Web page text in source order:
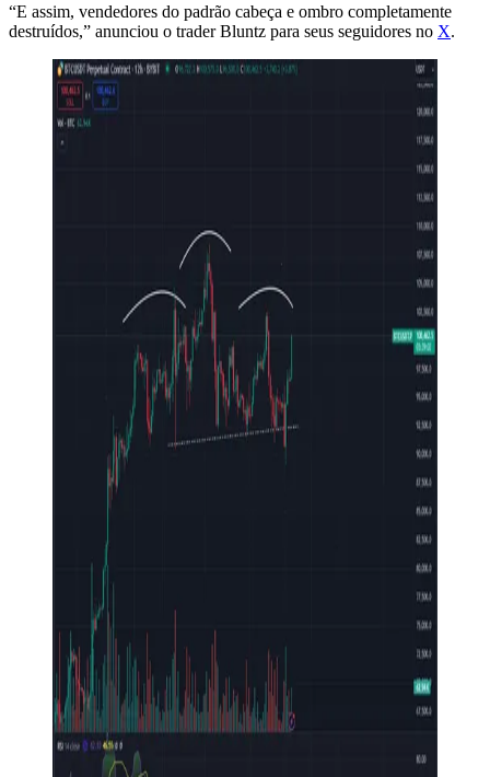
“E assim, vendedores do padrão cabeça e ombro completamente
destruídos,” anunciou o trader Bluntz para seus seguidores no X.